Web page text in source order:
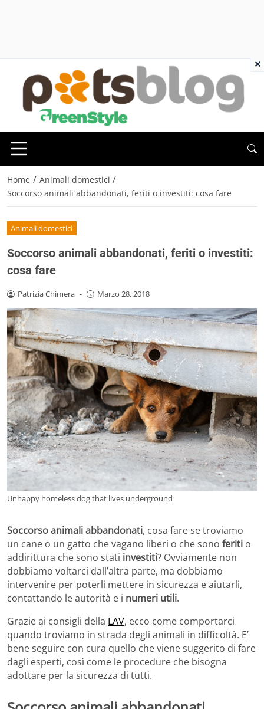
Home / Animali domestici /
Soccorso animali abbandonati, feriti o investiti: cosa fare
Animali domestici
Soccorso animali abbandonati, feriti o investiti:
cosa fare
Patrizia Chimera - Marzo 28, 2018
Unhappy homeless dog that lives underground
Soccorso animali abbandonati, cosa fare se troviamo
un cane o un gatto che vagano liberi o che sono feriti o
addirittura che sono stati investiti? Ovviamente non
dobbiamo voltarci dall’altra parte, ma dobbiamo
intervenire per poterli mettere in sicurezza e aiutarli,
contattando le autorità e i numeri utili.
Grazie ai consigli della LAV, ecco come comportarci
quando troviamo in strada degli animali in difficoltà. E’
bene seguire con cura quello che viene suggerito di fare
dagli esperti, così come le procedure che bisogna
adottare per la sicurezza di tutti.
×